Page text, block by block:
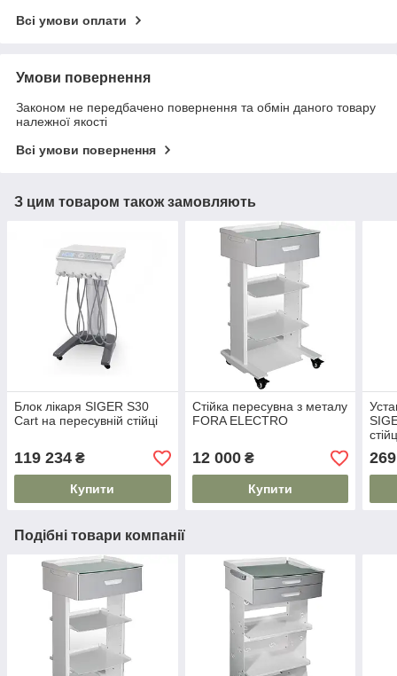
Всі умови оплати
Умови повернення
Законом не передбачено повернення та обмін даного товару
належної якості
Всі умови повернення
З цим товаром також замовляють
Блок лікаря SIGER S30
Cart на пересувній стійці
119 234 ₴
Купити
Стійка пересувна з металу
FORA ELECTRO
12 000₴
Купити
Подібні товари компанії